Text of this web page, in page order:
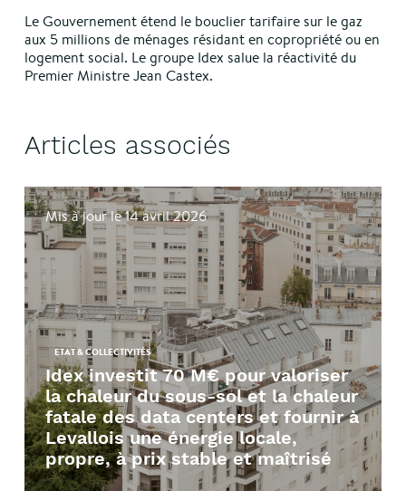
Le Gouvernement étend le bouclier tarifaire sur le gaz
aux 5 millions de ménages résidant en copropriété ou en
logement social. Le groupe Idex salue la réactivité du
Premier Ministre Jean Castex.
Articles associés
Mis à jour le 14 avril 2026
ETAT & COLLECTIVITÉS
Idex investit 70 M€ pour valoriser
la chaleur du sous-sol et la chaleur
fatale des data centers et fournir à
Levallois une énergie locale,
propre, à prix stable et maîtrisé